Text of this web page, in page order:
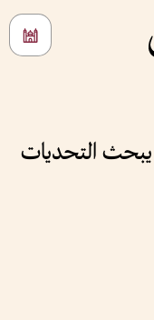
يبحث التحديات